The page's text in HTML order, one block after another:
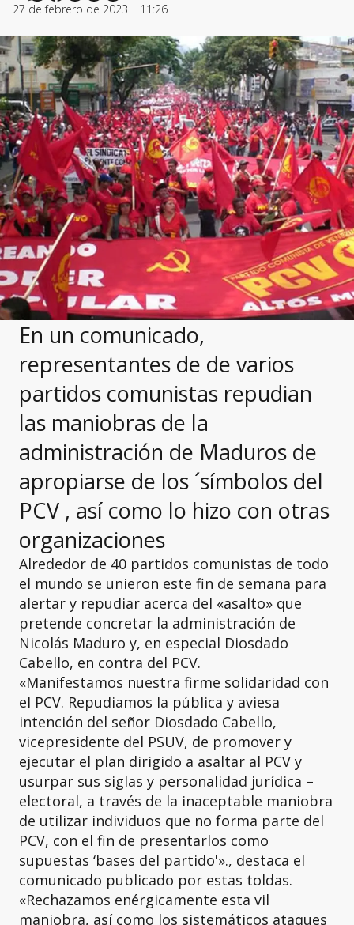
27 de febrero de 2023 | 11:26
En un comunicado,
representantes de de varios
partidos comunistas repudian
las maniobras de la
administración de Maduros de
apropiarse de los ´símbolos del
PCV , así como lo hizo con otras
organizaciones
Alrededor de 40 partidos comunistas de todo
el mundo se unieron este fin de semana para
alertar y repudiar acerca del «asalto» que
pretende concretar la administración de
Nicolás Maduro y, en especial Diosdado
Cabello, en contra del PCV.
«Manifestamos nuestra firme solidaridad con
el PCV. Repudiamos la pública y aviesa
intención del señor Diosdado Cabello,
vicepresidente del PSUV, de promover y
ejecutar el plan dirigido a asaltar al PCV y
usurpar sus siglas y personalidad jurídica –
electoral, a través de la inaceptable maniobra
de utilizar individuos que no forma parte del
PCV, con el fin de presentarlos como
supuestas ‘bases del partido'»., destaca el
comunicado publicado por estas toldas.
«Rechazamos enérgicamente esta vil
maniobra, así como los sistemáticos ataques